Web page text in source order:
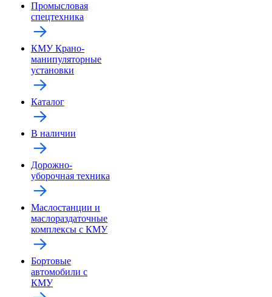
Промысловая
спецтехника
КМУ Крано-
манипуляторные
установки
Каталог
В наличии
Дорожно-
уборочная техника
Маслостанции и
маслораздаточные
комплексы с КМУ
Бортовые
автомобили с
КМУ